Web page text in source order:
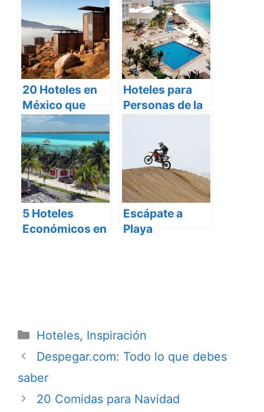
20 Hoteles en
México que
deberías
conocer
Hoteles para
Personas de la
5 Hoteles
Económicos en
Escápate a
Playa
Categorías
Hoteles, Inspiración
Despegar.com: Todo lo que debes
saber
20 Comidas para Navidad